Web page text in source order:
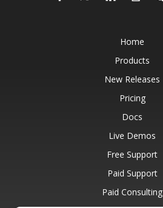
Home
Products
New Releases
Pricing
Docs
Live Demos
Free Support
Paid Support
Paid Consulting